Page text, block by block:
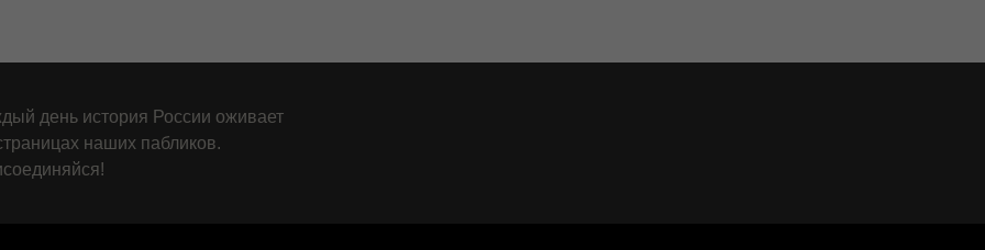
день история России оживает
наших пабликов.